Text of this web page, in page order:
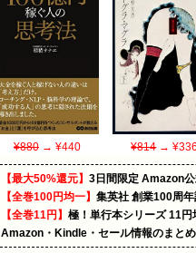
¥880 → ¥440 ¥814→
【最大50%還元】 3日間限定 Amazon
【全巻100円均一】 集英社 創業100周
【全巻11円】 極！単行本シリーズ 11円
Amazon・Kindle・セール情報のまと